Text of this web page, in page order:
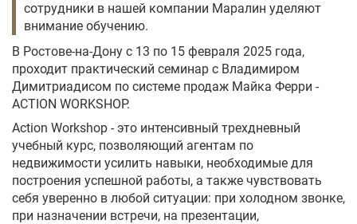
сотрудники в нашей компании Маралин уделяют
внимание обучению.
В Ростове-на-Дону с 13 по 15 февраля 2025 года,
проходит практический семинар с Владимиром
Димитриадисом по системе продаж Майка Ферри -
ACTION WORKSHOP.
Action Workshop - это интенсивный трехдневный
учебный курс, позволяющий агентам по
недвижимости усилить навыки, необходимые для
построения успешной работы, а также чувствовать
себя уверенно в любой ситуации: при холодном звонке,
при назначении встречи, на презентации,